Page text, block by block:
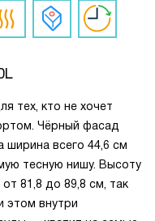
тех, кто не хочет
Чёрный фасад
ширина всего 44,6 см
тесную нишу. Высоту
81,8 до 89,8 см, так
этом внутри